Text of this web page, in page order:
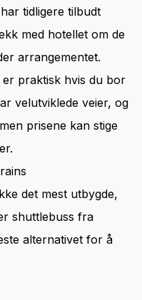
tidligere tilbudt
med hotellet om de
arrangementet.
er praktisk hvis du bor
velutviklede veier, og
prisene kan stige
det mest utbygde,
shuttlebuss fra
alternativet for å